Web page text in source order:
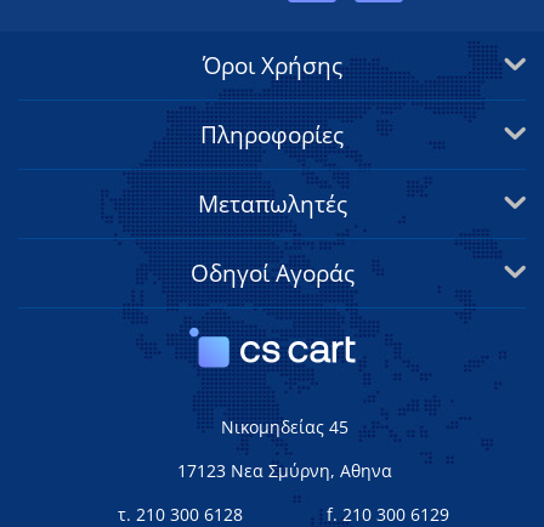
Όροι Χρήσης
Πληροφορίες
Μεταπωλητές
Οδηγοί Αγοράς
Νικομηδείας 45
17123 Νεα Σμύρνη, Αθηνα
τ. 210 300 6128
f. 210 300 6129